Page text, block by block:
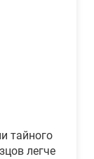
тайного
легче